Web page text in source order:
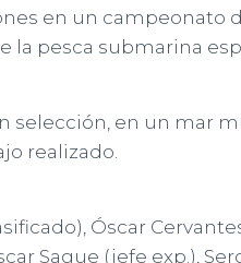
en un campeonato
la pesca submarina
en un mar
realizado.
Óscar
Sague (jefe exp.),